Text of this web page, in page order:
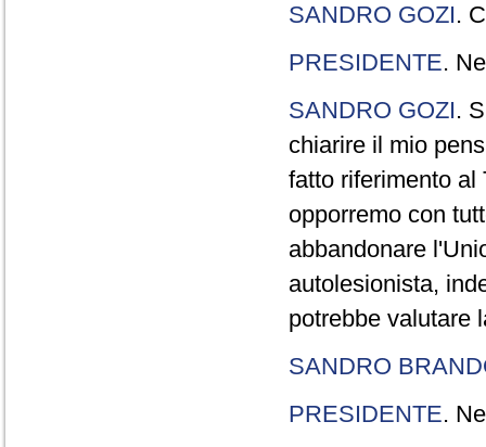
SANDRO GOZI.
PRESIDENTE.
SANDRO GOZI.
chiarire il mio
fatto riferimento al
opporremo con
abbandonare
autolesionista,
potrebbe valutare
SANDRO
PRESIDENTE.